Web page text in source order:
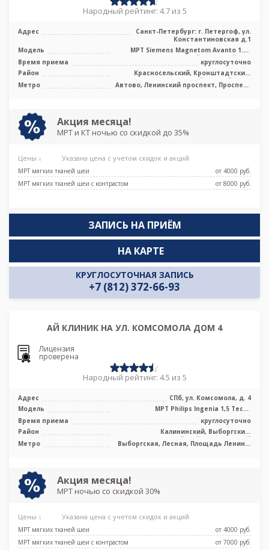
Народный рейтинг: 4.7 из 5
Адрес
Санкт-Петербург: г. Петергоф, ул.
Константиновская д.1
Модель
МРТ Siemens Magnetom Avanto 1.5T
высокопольный закрытый тип
Время приема
круглосуточно
Район
Красносельский, Кронштадтский,
Петродворцовый, Лен. область
Метро
Автово, Ленинский проспект, Проспект
Акция месяца!
МРТ и КТ ночью со скидкой до 35%
Цены ↓ Указана цена с учетом скидок и акций
МРТ мягких тканей шеи
от 4000 pуб.
МРТ мягких тканей шеи с контрастом
от 8000 pуб.
ЗАПИСЬ НА ПРИЁМ
КРУГЛОСУТОЧНАЯ ЗАПИСЬ
+7 (812) 372-66-93
НА КАРТЕ
АЙ КЛИНИК НА УЛ. КОМСОМОЛА ДОМ 4
Лицензия
проверена
Народный рейтинг: 4.5 из 5
Адрес
СПб, ул. Комсомола, д. 4
Модель
МРТ Philips Ingenia 1,5 Тесла
Время приема
круглосуточно
Район
Калининский, Выборгский,
Красногвардейский, Центральный
Метро
Выборгская, Лесная, Площадь Ленина,
Акция месяца!
МРТ ночью со скидкой 30%
Цены ↓ Указана цена с учетом скидок и акций
МРТ мягких тканей шеи
от 4000 pуб.
МРТ мягких тканей шеи с контрастом
от 7000 pуб.